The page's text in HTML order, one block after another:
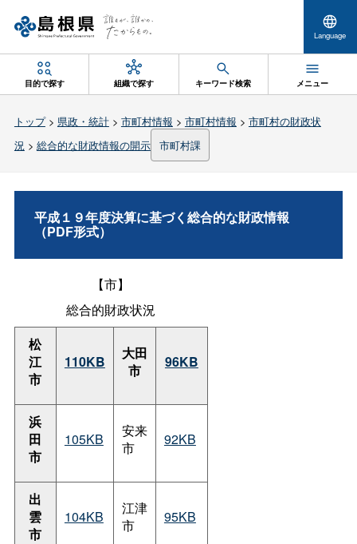
Language
目的で探す 組織で探す キーワード検索 メニュー
トップ> 県政・統計> 市町村情報 > 市町村情報 > 市町村の財政状
況> 総合的な財政情報の開示 市町村課
平成１９年度決算に基づく総合的な財政情報
（PDF形式）
【市】
総合的財政状況
松
江
市
110KB
大田
市
96KB
浜
田
市
105KB
安来
市
92KB
出
雲
市
104KB
江津
市
95KB